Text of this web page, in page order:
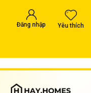
Đăng nhập Yêu thích